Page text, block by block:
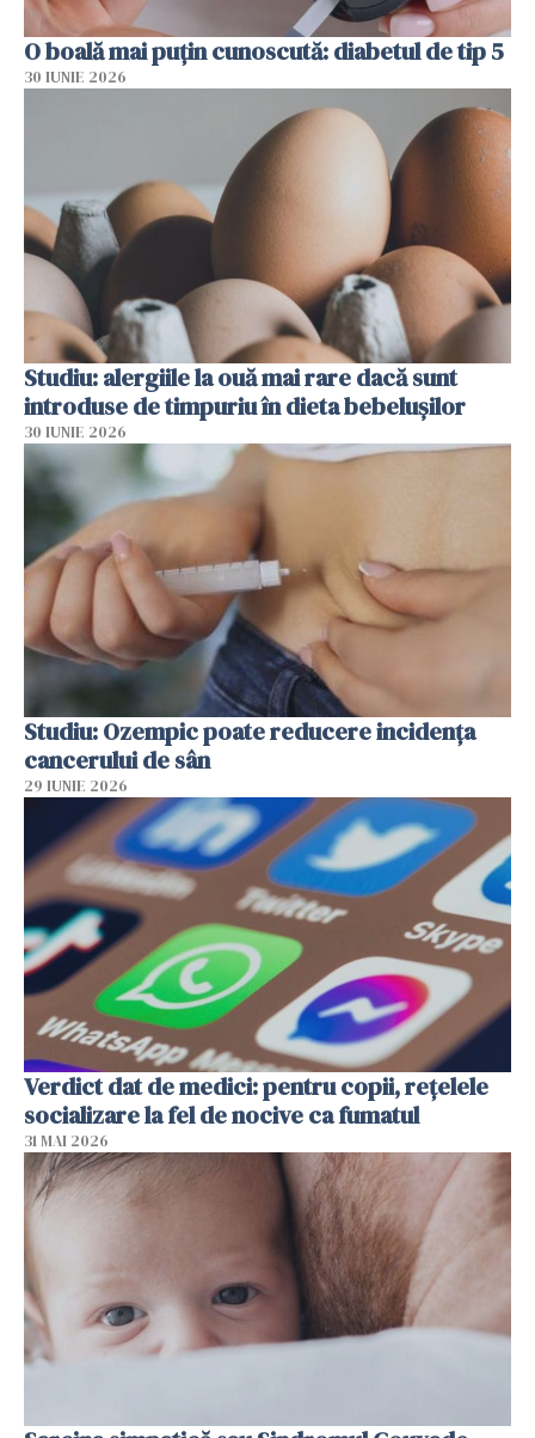
O boală mai puțin cunoscută: diabetul de tip 5
30 IUNIE 2026
Studiu: alergiile la ouă mai rare dacă sunt
introduse de timpuriu în dieta bebelușilor
30 IUNIE 2026
Studiu: Ozempic poate reducere incidența
cancerului de sân
29 IUNIE 2026
Verdict dat de medici: pentru copii, rețelele
socializare la fel de nocive ca fumatul
31 MAI 2026